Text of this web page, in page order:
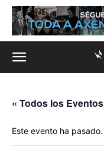
« Todos los Eventos
Este evento ha pasado.